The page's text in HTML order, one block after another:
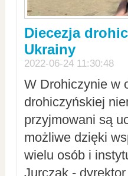
Diecezja
Ukrainy
2022-06-24 11:30:48
W Drohiczynie w
drohiczyńskiej
przyjmowani są
możliwe dzięki
wielu osób i
Jurczak -